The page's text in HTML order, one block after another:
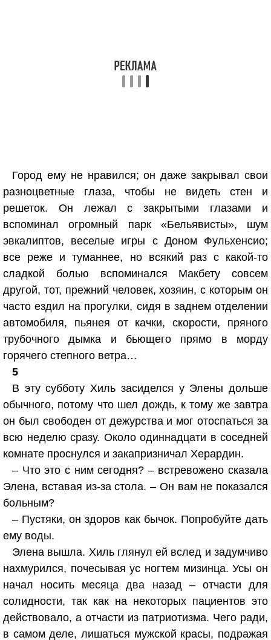
Город ему не нравился; он даже закрывал свои
разноцветные глаза, чтобы не видеть стен и
решеток. Он лежал с закрытыми глазами и
вспоминал огромный парк «Бельявисты», шум
эвкалиптов, веселые игры с Доном Фульхенсио;
все реже и туманнее, но всякий раз с какой-то
сладкой болью вспоминался Макбету совсем
другой, тот, прежний человек, хозяин, с которым он
часто ездил на прогулки, сидя в заднем отделении
автомобиля, пьянея от качки, скорости, пряного
трубочного дымка и бьющего прямо в морду
горячего степного ветра…
5
В эту субботу Хиль засиделся у Элены дольше
обычного, потому что шел дождь, к тому же завтра
он был свободен от дежурства и мог отоспаться за
всю неделю сразу. Около одиннадцати в соседней
комнате проснулся и закапризничал Херардин.
– Что это с ним сегодня? – встревожено сказала
Элена, вставая из-за стола. – Он вам не показался
больным?
– Пустяки, он здоров как бычок. Попробуйте дать
ему воды.
Элена вышла. Хиль глянул ей вслед и задумчиво
нахмурился, почесывая ус ногтем мизинца. Усы он
начал носить месяца два назад – отчасти для
солидности, так как на некоторых пациентов это
действовало, а отчасти из патриотизма. Чего ради,
в самом деле, лишаться мужской красы, подражая